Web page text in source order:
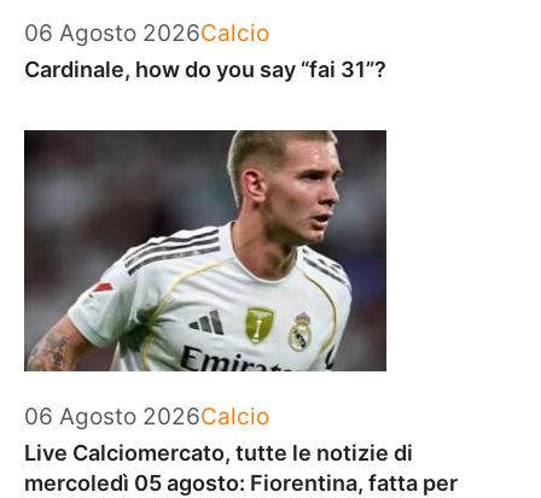
06 Agosto 2026Categorie
Calcio
Cardinale, how do you say “fai 31”?
06 Agosto 2026Categorie
Calcio
Live Calciomercato, tutte le notizie di
mercoledì 05 agosto: Fiorentina, fatta per